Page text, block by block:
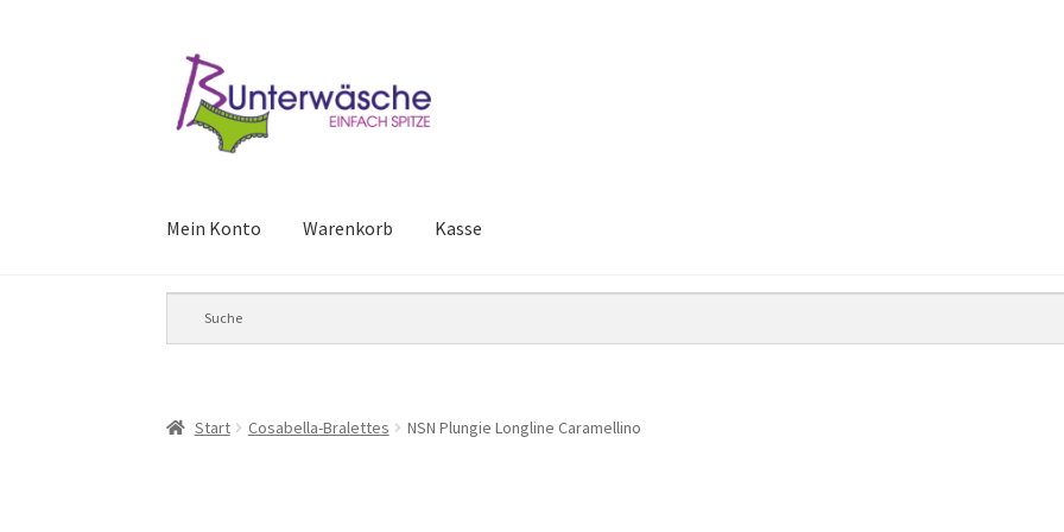
Zur
Navigation
springen
Zum
Inhalt
springen
Mein Konto Warenkorb Kasse
Start Cosabella-Bralettes NSN Plungie Longline Caramellino